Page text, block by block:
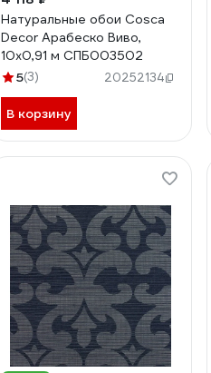
Натуральные обои Cosca
Decor Арабеско Виво,
10x0,91 м СПБ003502
5(3) 20252134
В корзину